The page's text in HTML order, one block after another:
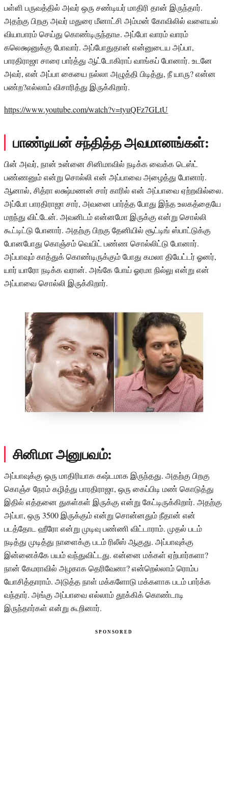
பள்ளி பருவத்தில் அவர் ஒரு சண்டியர் மாதிரி தான் இருந்தார்.
அதற்கு பிறகு அவர் மதுரை மீனாட்சி அம்மன் கோவிலில் வளையல்
வியாபாரம் செய்து கொண்டிருந்தாடீ. அப்போ வாரம் வாரம்
கலெக்ஷனுக்கு போவார். அப்போதுதான் என்னுடைய அப்பா,
பாரதிராஜா சாரை பார்த்து ஆட்டோகிராப் வாங்கப் போனார். உடனே
அவர், என் அப்பா கையை நல்லா அழுத்தி பிடித்து, நீ யாரு? என்ன
பண்ற?எல்லாம் விசாரித்து இருக்கிறார்.
https://www.youtube.com/watch?v=tyuQFz7GLtU
பாண்டியன் சந்தித்த அவமானங்கள்:
பின் அவர், நான் உன்னை சினிமாவில் நடிக்க வைக்க டெஸ்ட்
பண்ணனும் என்று சொல்லி என் அப்பாவை அழைத்து போனார்.
ஆனால், சித்ரா லக்ஷ்மணன் சார் காரில் என் அப்பாவை ஏற்றவில்லை.
அப்போ பாரதிராஜா சார், அவனை பார்த்த போது இந்த உலகத்தையே
மறந்து விட்டேன். அவனிடம் என்னமோ இருக்கு என்று சொல்லி
கூட்டிட்டு போனார். அதற்கு பிறகு தேனியில் சூட்டிங் ஸ்பாட்டுக்கு
போனபோது கொஞ்சம் வெயிட் பண்ண சொல்லிட்டு போனார்.
அப்பாவும் காத்துக் கொண்டிருக்கும் போது கமலா தியேட்டர் ஓனர்,
யார் யாரோ நடிக்க வரான். அங்கே போய் ஓரமா நில்லு என்று என்
அப்பாவை சொல்லி இருக்கிறார்.
சினிமா அனுபவம்:
அப்பாவுக்கு ஒரு மாதிரியாக கஷ்டமாக இருந்தது. அதற்கு பிறகு
கொஞ்ச நேரம் கழித்து பாரதிராஜா, ஒரு கைப்பிடி மண் கொடுத்து
இதில் எத்தனை துகள்கள் இருக்கு என்று கேட்டிருக்கிறார். அதற்கு
அப்பா, ஒரு 3500 இருக்கும் என்று சொன்னதும் நீதான் என்
படத்தோட ஹீரோ என்று முடிவு பண்ணி விட்டாராம். முதல் படம்
நடித்து முடித்து நாளைக்கு படம் ரிலீஸ் ஆகுது. அப்பாவுக்கு
இன்னைக்கே பயம் வந்துவிட்டது. என்னை மக்கள் ஏற்பார்களா?
நான் கேமராவில் அழகாக தெரிவேனா? என்றெல்லாம் ரொம்ப
யோசித்தாராம். அடுத்த நாள் மக்களோடு மக்களாக படம் பார்க்க
வந்தார். அங்கு அப்பாவை எல்லாம் தூக்கிக் கொண்டாடி
இருந்தார்கள் என்று கூறினார்.